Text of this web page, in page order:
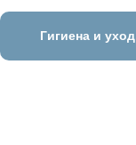
Гигиена и уход